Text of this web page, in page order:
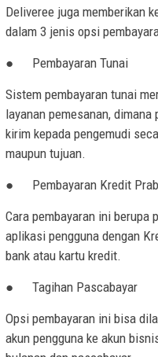
Deliveree juga memberikan
dalam 3 jenis opsi
● Pembayaran Tunai
Sistem pembayaran tunai
layanan pemesanan,
kirim kepada pengemudi
maupun tujuan.
● Pembayaran Kredit
Cara pembayaran ini berupa
aplikasi pengguna dengan
bank atau kartu kredit.
● Tagihan Pascabayar
Opsi pembayaran ini bisa
akun pengguna ke akun